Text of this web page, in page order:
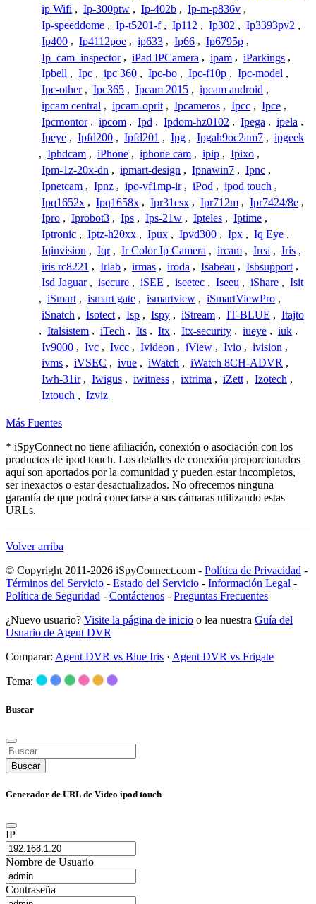
ip Wifi , Ip-300ptw , Ip-402b , Ip-m-p836v ,
Ip-speeddome , Ip-t5201-f , Ip112 , Ip302 , Ip3393pv2 ,
Ip400 , Ip4112poe , ip633 , Ip66 , Ip6795p ,
Ip_cam_inspector , iPad IPCamera , ipam , iParkings ,
Ipbell , Ipc , ipc 360 , Ipc-bo , Ipc-f10p , Ipc-model ,
Ipc-other , Ipc365 , Ipcam 2015 , ipcam android ,
ipcam central , ipcam-oprit , Ipcameros , Ipcc , Ipce ,
Ipcmontor , ipcom , Ipd , Ipdom-hz0102 , Ipega , ipela ,
Ipeye , Ipfd200 , Ipfd201 , Ipg , Ipgah9oc2am7 , ipgeek
, Iphdcam , iPhone , iphone cam , ipip , Ipixo ,
Ipm-1z-20x-dn , ipmart-design , Ipnawin7 , Ipnc ,
Ipnetcam , Ipnz , ipo-vf1mp-ir , iPod , ipod touch ,
Ipq1652x , Ipq1658x , Ipr31esx , Ipr712m , Ipr7424/8e ,
Ipro , Iprobot3 , Ips , Ips-21w , Ipteles , Iptime ,
Iptronic , Iptz-h20xx , Ipux , Ipvd300 , Ipx , Iq Eye ,
Iqinvision , Iqr , Ir Color Ip Camera , ircam , Irea , Iris ,
iris rc8221 , Irlab , irmas , iroda , Isabeau , Isbsupport ,
Isd Jaguar , isecure , iSEE , iseetec , Iseeu , iShare , Isit
, iSmart , ismart gate , ismartview , iSmartViewPro ,
iSnatch , Isotect , Isp , Ispy , iStream , IT-BLUE , Itajto
, Italsistem , iTech , Its , Itx , Itx-security , iueye , iuk ,
Iv9000 , Ivc , Ivcc , Ivideon , iView , Ivio , ivision ,
ivms , iVSEC , ivue , iWatch , iWatch 8CH-ADVR ,
Iwh-31ir , Iwigus , iwitness , ixtrima , iZett , Izotech ,
Iztouch , Izviz
Más Fuentes
* iSpyConnect no tiene afiliación, conexión o asociación con los
productos de ipod touch. Los detalles de conexión proporcionados
aquí son aportados por la comunidad y pueden estar incompletos,
ser inexactos o estar desactualizados. No ofrecemos ninguna
garantía de que podrá conectarse a sus cámaras utilizando estas
URLs.
Volver arriba
© Copyright 2011-2026 iSpyConnect.com - Política de Privacidad -
Términos del Servicio - Estado del Servicio - Información Legal -
Política de Seguridad - Contáctenos - Preguntas Frecuentes
¿Nuevo usuario? Visite la página de inicio o lea nuestra Guía del
Usuario de Agent DVR
Comparar: Agent DVR vs Blue Iris · Agent DVR vs Frigate
Tema:
Buscar
Buscar
Generador de URL de Video ipod touch
IP
Nombre de Usuario
Contraseña